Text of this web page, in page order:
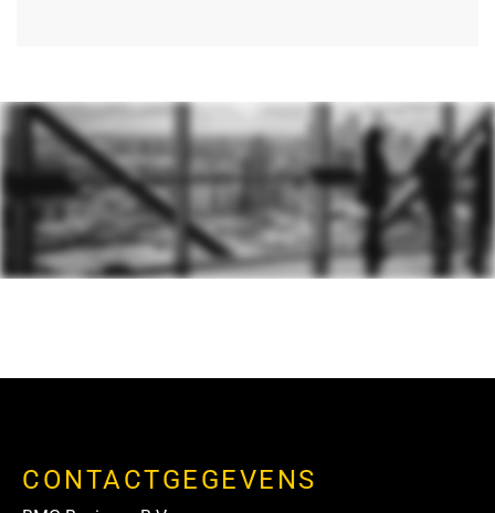
CONTACTGEGEVENS